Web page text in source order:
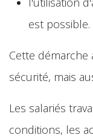
est possible.
Cette
sécurité, mais
Les salariés
conditions, les